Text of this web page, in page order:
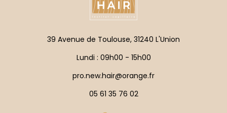
39 Avenue de Toulouse, 31240 L'Union
Lundi : 09h00 - 15h00
pro.new.hair@orange.fr
05 61 35 76 02